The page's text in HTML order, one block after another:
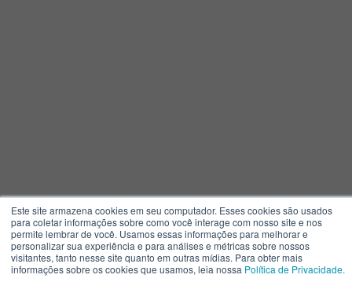
Este site armazena cookies em seu computador. Esses cookies são usados
para coletar informações sobre como você interage com nosso site e nos
permite lembrar de você. Usamos essas informações para melhorar e
personalizar sua experiência e para análises e métricas sobre nossos
visitantes, tanto nesse site quanto em outras mídias. Para obter mais
informações sobre os cookies que usamos, leia nossa Política de Privacidade.